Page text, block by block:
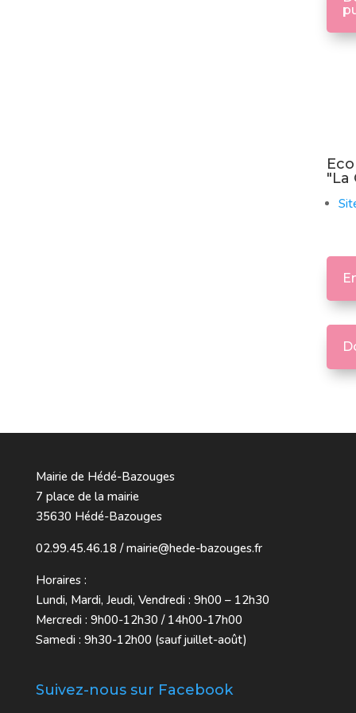
"La
Mairie de Hédé-Bazouges
7 place de la mairie
35630 Hédé-Bazouges
02.99.45.46.18 / mairie@hede-bazouges.fr
Horaires :
Lundi, Mardi, Jeudi, Vendredi : 9h00 – 12h30
Mercredi : 9h00-12h30 / 14h00-17h00
Samedi : 9h30-12h00 (sauf juillet-août)
Suivez-nous sur Facebook